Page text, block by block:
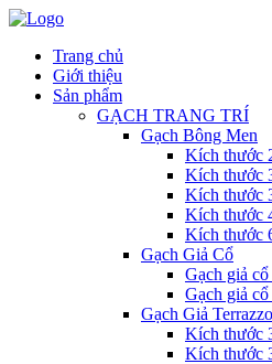
Trang chủ
Giới thiệu
Sản phẩm
GẠCH TRANG TRÍ
Gạch Bông Men
Kích thước
Kích thước
Kích thước
Kích thước
Kích thước
Gạch Giả Cổ
Gạch giả
Gạch giả cổ
Gạch Giả Terrazzo
Kích thước
Kích thước